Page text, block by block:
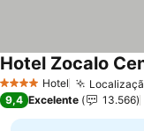
4 EstrelasHotel
Hotel Zocalo
9,4 Excelente 13.566